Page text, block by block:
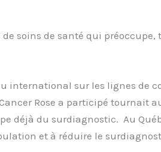
soins de santé qui
international sur les lignes de
Rose a participé tournait
déjà du surdiagnostic. Au
et à réduire le